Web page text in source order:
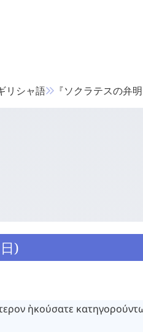
リシャ語 『ソクラテスの弁
)
ἠκούσατε